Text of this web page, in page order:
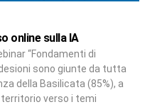
online sulla IA
“Fondamenti di
sono giunte da tutta
della Basilicata (85%), a
verso i temi